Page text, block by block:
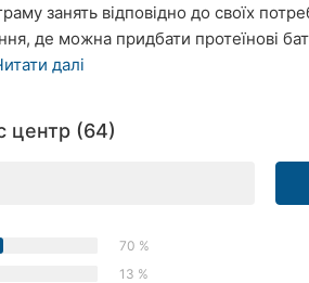
занять відповідно до своїх
де можна придбати протеїнові
далі
центр (64)
70 %
13 %